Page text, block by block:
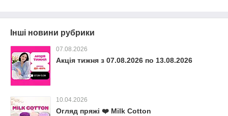
Інші новини рубрики
07.08.2026
Акція тижня з 07.08.2026 по 13.08.2026
10.04.2026
Огляд пряжі ❤️ Milk Cotton